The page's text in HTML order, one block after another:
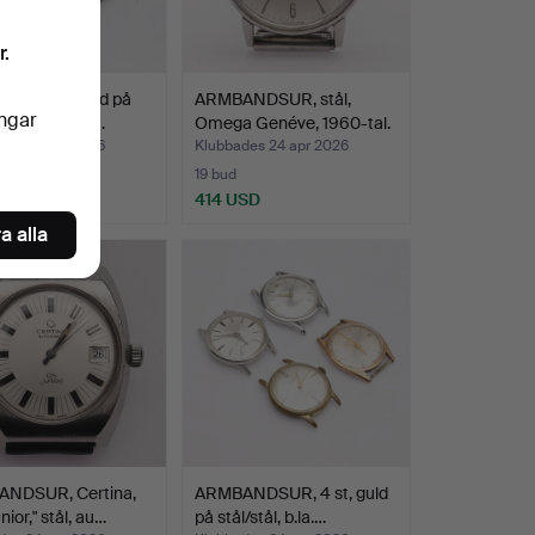
guld på
"Ultra fl…
24 apr 2026
ARMBANDSUR, stål,
Omega Genéve, 1960-tal.
Klubbades 24 apr 2026
19 bud
414 USD
Certina,
stål, au…
ARMBANDSUR, 4 st, guld
på stål/stål, b.la.…
alla